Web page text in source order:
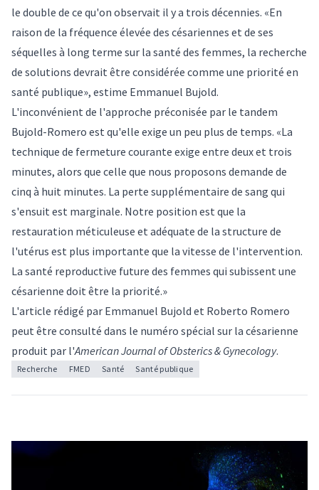
le double de ce qu'on observait il y a trois décennies. «En
raison de la fréquence élevée des césariennes et de ses
séquelles à long terme sur la santé des femmes, la recherche
de solutions devrait être considérée comme une priorité en
santé publique», estime Emmanuel Bujold.
L'inconvénient de l'approche préconisée par le tandem
Bujold-Romero est qu'elle exige un peu plus de temps. «La
technique de fermeture courante exige entre deux et trois
minutes, alors que celle que nous proposons demande de
cinq à huit minutes. La perte supplémentaire de sang qui
s'ensuit est marginale. Notre position est que la
restauration méticuleuse et adéquate de la structure de
l'utérus est plus importante que la vitesse de l'intervention.
La santé reproductive future des femmes qui subissent une
césarienne doit être la priorité.»
L'article rédigé par Emmanuel Bujold et Roberto Romero
peut être consulté dans le numéro spécial sur la césarienne
produit par l'American Journal of Obsterics & Gynecology.
Recherche FMED Santé Santé publique